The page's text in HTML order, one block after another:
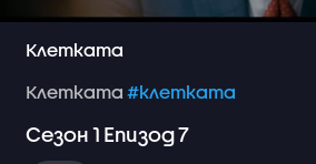
Клетката
Клетката #клетката
Сезон 1 Епизод7